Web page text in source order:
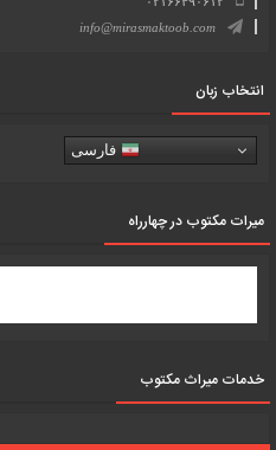
info@mirasmaktoob.com
انتخاب زبان
فارسی
میرات مکتوب در چهارراه
خدمات میراث مکتوب